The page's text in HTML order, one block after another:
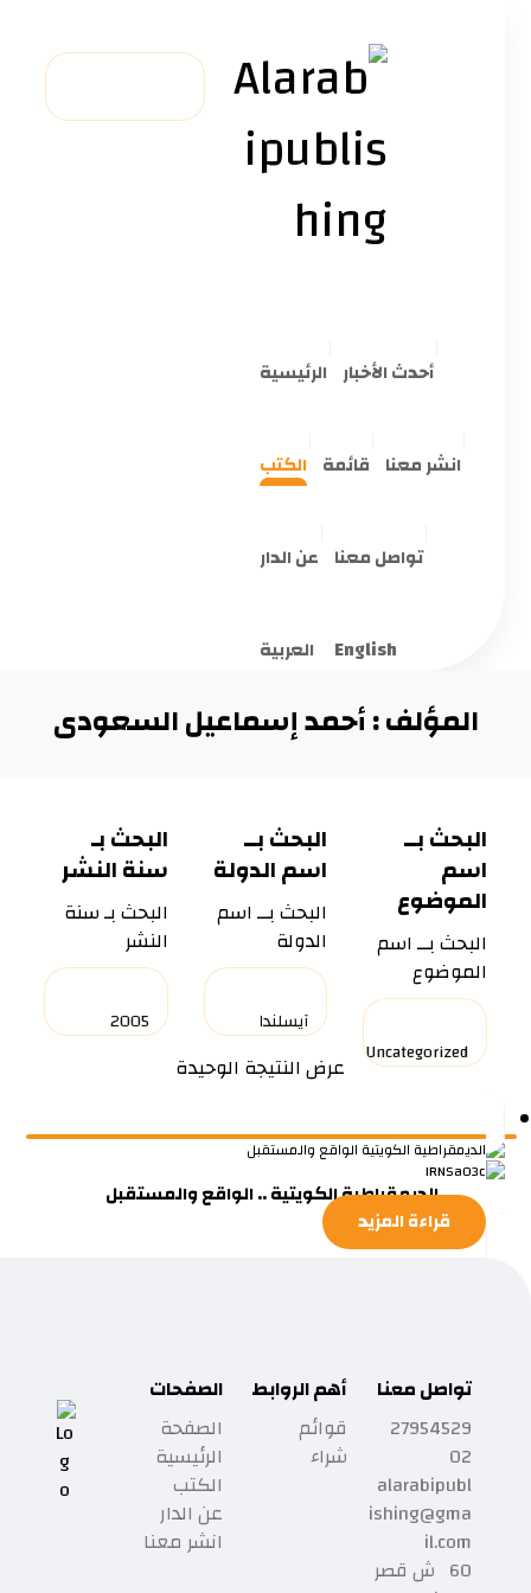
الرئيسية أحدث الأخبار
الكتب قائمة انشر معنا
عن الدار تواصل معنا
العربية English
المؤلف : أحمد إسماعيل السعودى
البحث بــ
اسم
الموضوع
البحث بــ اسم
الموضوع
البحث بــ
اسم الدولة
البحث بــ اسم
الدولة
البحث بـ
سنة النشر
البحث بـ سنة
النشر
عرض النتيجة الوحيدة
الديمقراطية الكويتية .. الواقع والمستقبل
قراءة المزيد
الصفحات
الصفحة
الرئيسية
الكتب
عن الدار
انشر معنا
أهم الروابط
قوائم
شراء
تواصل معنا
27954529
02
alarabipubl
ishing@gma
il.com
60 ش قصر